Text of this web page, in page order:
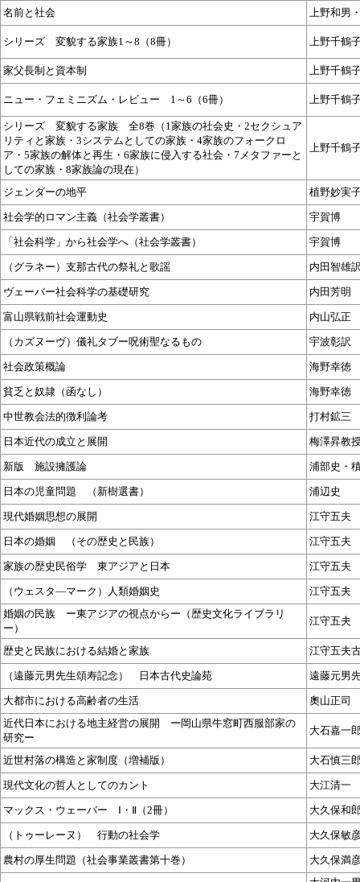
名前と社会 上野和男
シリーズ 変貌する家族1～8（8冊） 上野千
家父長制と資本制 上野千鶴
ニュー・フェミニズム・レビュー 1～6（6冊） 上野千鶴
シリーズ 変貌する家族 全8巻（1家族の社会史・2セクシュア
リティと家族・3システムとしての家族・4家族のフォークロ
ア・5家族の解体と再生・6家族に侵入する社会・7メタファーと
しての家族・8家族論の現在）
上野千
ジェンダーの地平 植野妙実
社会学的ロマン主義（社会学叢書） 宇賀博
「社会科学」から社会学へ（社会学叢書） 宇賀博
（グラネー）支那古代の祭礼と歌謡 内田智雄
ヴェーバー社会科学の基礎研究 内田芳明
富山県戦前社会運動史 内山弘正
（カズヌーヴ）儀礼タブー呪術聖なるもの 宇波彰訳
社会政策概論 海野幸徳
貧乏と奴隷（函なし） 海野幸徳
中世教会法的徴利論考 打村鉱三
日本近代の成立と展開 梅澤昇教
新版 施設擁護論 浦部史・
日本の児童問題 （新樹選書） 浦辺史
現代婚姻思想の展開 江守五夫
日本の婚姻 （その歴史と民族） 江守五夫
家族の歴史民俗学 東アジアと日本 江守五夫
（ウェスタ―マーク）人類婚姻史
江守五夫
婚姻の民族 ー東アジアの視点からー（歴史文化ライブラリ
ー）
江守五夫
歴史と民族における結婚と家族 江守五夫
（遠藤元男先生頌寿記念） 日本古代史論苑 遠藤元男
大都市における高齢者の生活
奧山正司
近代日本における地主経営の展開 ー岡山県牛窓町西服部家の
研究ー
大石嘉一
近世村落の構造と家制度（増補版） 大石慎三
現代文化の哲人としてのカント 大江清一
マックス・ウェーバー Ⅰ・Ⅱ（2冊） 大久保和
（トゥーレーヌ） 行動の社会学 大久保敏
農村の厚生問題（社会事業叢書第十巻） 大久保満